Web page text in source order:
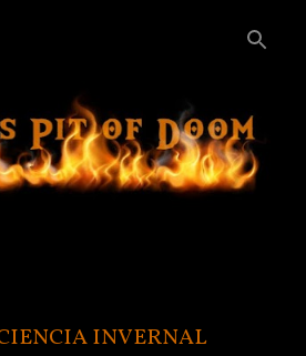
INVERNAL